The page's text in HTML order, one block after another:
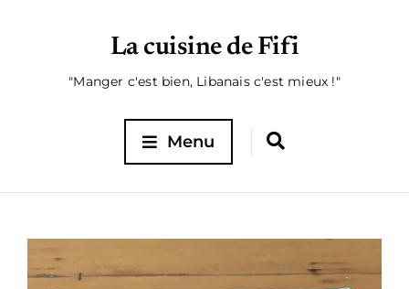
La cuisine de Fifi
"Manger c'est bien, Libanais c'est mieux !"
Menu